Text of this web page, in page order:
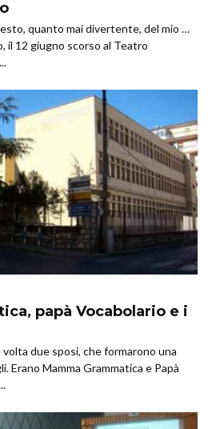
quanto mai divertente, del mio …
il 12 giugno scorso al Teatro
papà Vocabolario e i
volta due sposi, che formarono una
Erano Mamma Grammatica e Papà